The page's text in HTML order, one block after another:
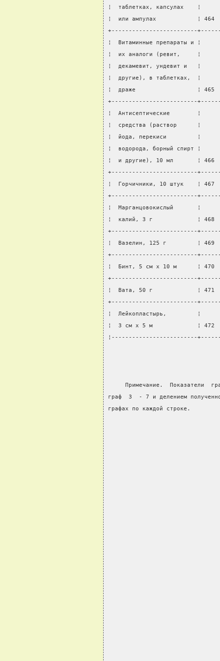
¦  таблетках, капсулах
¦  или ампулах            ¦
+-------------------------
¦  Витаминные
¦  их аналоги (ревит,
¦  декамевит, ундевит и
¦  другие), в
¦  драже                  ¦
+-------------------------
¦  Антисептические
¦  средства (раствор
¦  йода, перекиси
¦  водорода, борный
¦  и другие), 10 мл
+-------------------------
¦  Горчичники, 10 штук
+-------------------------
¦  Марганцовокислый
¦  калий, 3 г             ¦
+-------------------------
¦  Вазелин, 125 г
+-------------------------
¦  Бинт, 5 см x 10 м      ¦
+-------------------------
¦  Вата, 50 г             ¦
+-------------------------
¦  Лейкопластырь,
¦  3 см x 5 м             ¦
¦-------------------------
Примечание.  Показатели
граф  3  - 7 и делением
графах по каждой строке.